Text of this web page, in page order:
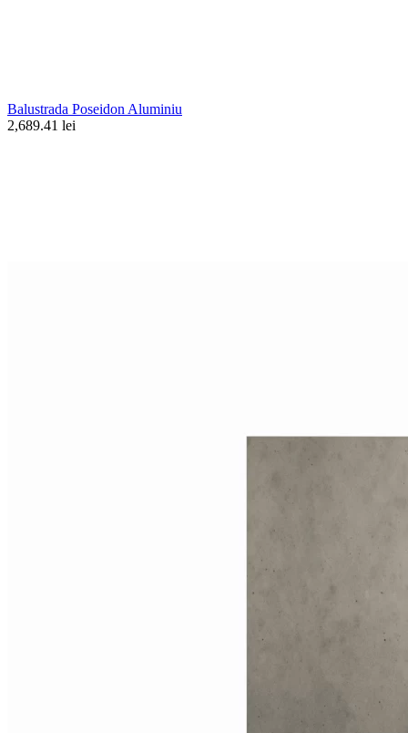
Balustrada Poseidon Aluminiu
2,689.41 lei